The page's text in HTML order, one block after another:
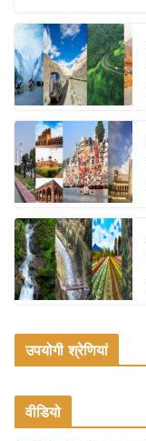
c
e
b
o
o
k
itt
er
उपयोगी श्रेणियां
वीडियो